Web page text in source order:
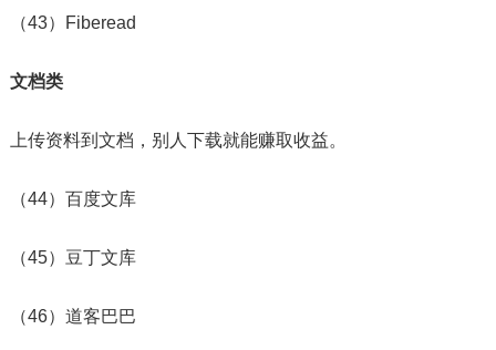
（43）Fiberead
文档类
上传资料到文档，别人下载就能赚取收益。
（44）百度文库
（45）豆丁文库
（46）道客巴巴